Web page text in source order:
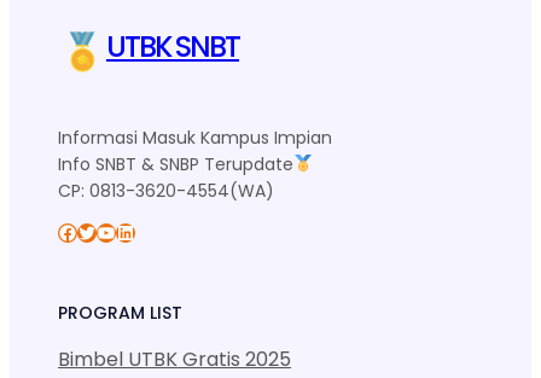
UTBK SNBT
Informasi Masuk Kampus Impian
Info SNBT & SNBP Terupdate
CP: 0813-3620-4554(WA)
Facebook Twitter YouTube LinkedIn
PROGRAM LIST
Bimbel UTBK Gratis 2025